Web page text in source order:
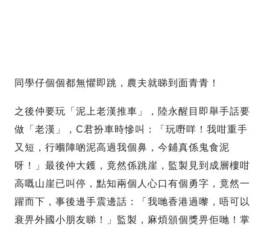
同學仔個個都無懼即跳，農夫就睇到面青青！
之後仲要玩「泥上老漢推車」，陸永醒目即舉手話要
做「老漢」，C君扮車時慘叫：「玩嘢咩！我咁重手
又短，行嗰陣啲泥高過我個鼻，今鋪真係鬼食泥
呀！」最後仲大鑊，竟然係跳崖，監製見到成層樓咁
高嘅山崖已叫停，點知兩個人心口有個勇字，竟然一
躍而下，事後邊手震邊話：「我哋香港過嚟，唔可以
衰畀外國小朋友睇！」監製，麻煩頒個獎畀佢哋！掌